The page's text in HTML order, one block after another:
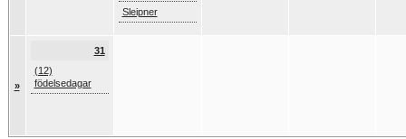
Sleipner
»
31
(12)
födelsedagar